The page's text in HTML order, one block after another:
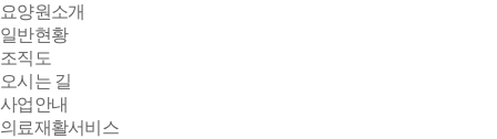
요양원소개
일반현황
조직도
오시는 길
사업안내
의료재활서비스